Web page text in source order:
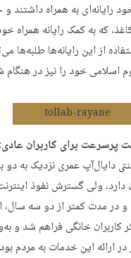
رایانه‌ای به همراه داشتند و
که به کمک رایانه همراه
از این رایانه‌ها طلبه‌ها
اسلامی خود را نیز در
دایال‌آپ عمری نزدیک به دو
دارد،‌ ولی گسترش نفوذ
در مدت کمتر از دو سه سال،
کاربران خانگی فراهم شد و
ارائه این خدمات به مردم